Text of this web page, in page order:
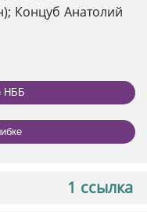
Концуб Анатолий
НББ
1 ссылка